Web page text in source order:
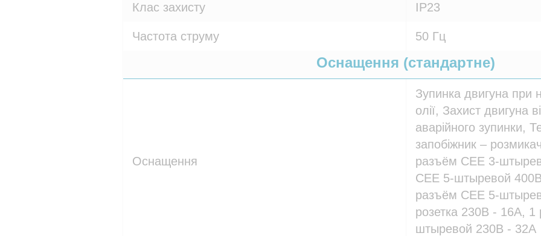
Клас захисту IP23
Частота струму 50 Гц
Оснащення (стандартне)
Оснащення
Зупинка двигуна при
олії, Захист двигуна
аварійного зупинки,
запобіжник –
разъём CEE 3-
CEE 5-штыревой
разъём CEE 5-
розетка 230В - 16A,
штыревой 230В - 32A